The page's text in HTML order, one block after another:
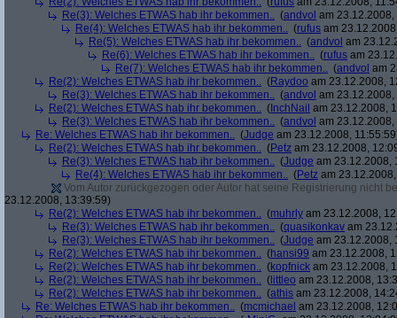
Re(3): Welches ETWAS hab ihr bekommen.. (andvol am
Re(4): Welches ETWAS hab ihr bekommen.. (rufus am
Re(5): Welches ETWAS hab ihr bekommen.. (andvol am
Re(6): Welches ETWAS hab ihr bekommen.. (rufus am
Re(7): Welches ETWAS hab ihr bekommen.. (andvol am
Re(2): Welches ETWAS hab ihr bekommen.. (Raydoo am 23.12.2008,
Re(3): Welches ETWAS hab ihr bekommen.. (andvol am
Re(2): Welches ETWAS hab ihr bekommen.. ( InchNail am 23.12.2008,
Re(3): Welches ETWAS hab ihr bekommen.. (andvol am
Re: Welches ETWAS hab ihr bekommen.. (Judge am 23.12.2008,
Re(2): Welches ETWAS hab ihr bekommen.. (Petz am 23.12.2008,
Re(3): Welches ETWAS hab ihr bekommen.. (Judge am 23.12.2008,
Re(4): Welches ETWAS hab ihr bekommen.. (Petz am
Vom Autor zurückgezogen oder Autor hat seine Registrierung nicht
23.12.2008, 13:39:59)
Re(2): Welches ETWAS hab ihr bekommen.. (muhrly am 23.12.2008,
Re(3): Welches ETWAS hab ihr bekommen.. (quasikonkav am
Re(3): Welches ETWAS hab ihr bekommen.. (Judge am 23.12.2008,
Re(2): Welches ETWAS hab ihr bekommen.. (hansi99 am 23.12.2008,
Re(2): Welches ETWAS hab ihr bekommen.. (kopfnick am 23.12.2008,
Re(2): Welches ETWAS hab ihr bekommen.. ( littleo am 23.12.2008,
Re(2): Welches ETWAS hab ihr bekommen.. (athis am 23.12.2008,
Re: Welches ETWAS hab ihr bekommen.. (mcmichael am 23.12.2008,